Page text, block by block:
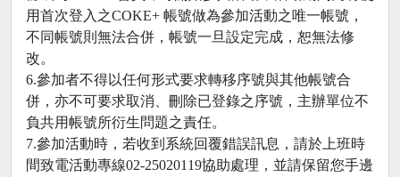
用首次登入之COKE+ 帳號做為參加活動之唯一帳號，
不同帳號則無法合併，帳號一旦設定完成，恕無法修
改。
6.參加者不得以任何形式要求轉移序號與其他帳號合
併，亦不可要求取消、刪除已登錄之序號，主辦單位不
負共用帳號所衍生問題之責任。
7.參加活動時，若收到系統回覆錯誤訊息，請於上班時
間致電活動專線02-25020119協助處理，並請保留您手邊